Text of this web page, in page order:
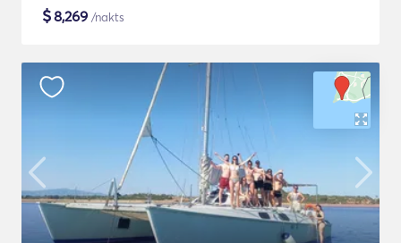
$8,269 /nakts